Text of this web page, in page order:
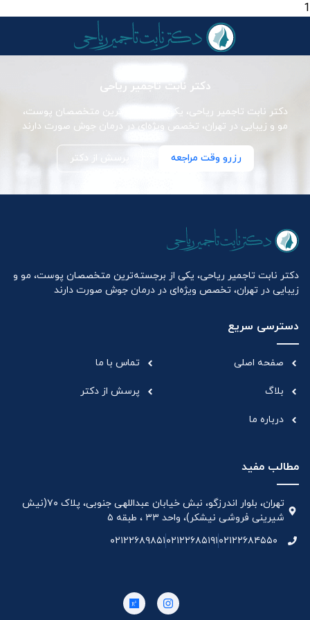
1
دکتر نابت تاجمیر ریاحی
دکتر نابت تاجمیر ریاحی، یکی از برجسته‌ترین متخصصان پوست،
مو و زیبایی در تهران، تخصص ویژه‌ای در درمان جوش صورت دارند
رزرو وقت مراجعه پرسش از دکتر
دکتر نابت تاجمیر ریاحی، یکی از برجسته‌ترین متخصصان پوست، مو و
زیبایی در تهران، تخصص ویژه‌ای در درمان جوش صورت دارند
دسترسی سریع
صفحه اصلی
بلاگ
درباره ما
تماس با ما
پرسش از دکتر
مطالب مفید
تهران، بلوار اندرزگو، نبش خیابان عبداللهی جنوبی، پلاک ۷۰(نیش
شیرینی فروشی نیشکر)، واحد ۳۳ ، طبقه ۵
۰۲۱۲۲۶۸۴۵۵۰۰۲۱۲۲۶۸۵۱۹۱۰۲۱۲۲۶۸۹۸۵۱